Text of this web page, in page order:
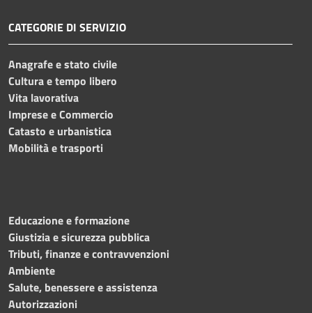
CATEGORIE DI SERVIZIO
Anagrafe e stato civile
Cultura e tempo libero
Vita lavorativa
Imprese e Commercio
Catasto e urbanistica
Mobilità e trasporti
Educazione e formazione
Giustizia e sicurezza pubblica
Tributi, finanze e contravvenzioni
Ambiente
Salute, benessere e assistenza
Autorizzazioni